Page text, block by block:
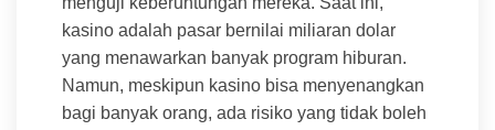
kasino adalah pasar bernilai miliaran dolar
yang menawarkan banyak program hiburan.
Namun, meskipun kasino bisa menyenangkan
bagi banyak orang, ada risiko yang tidak boleh